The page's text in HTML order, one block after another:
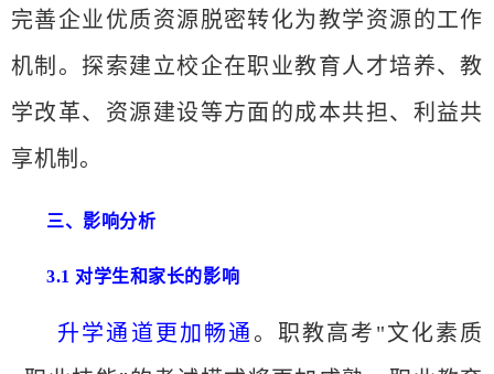
完善企业优质资源脱密转化为教学资源的工作
机制。探索建立校企在职业教育人才培养、教
学改革、资源建设等方面的成本共担、利益共
享机制。
三、影响分析
3.1 对学生和家长的影响
升学通道更加畅通 。职教高考 "文化素质